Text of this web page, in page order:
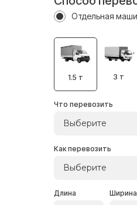
Отдельная
1.5 т 3 т
Что перевозить
Выберите
Как перевозить
Выберите
Длина Ширина